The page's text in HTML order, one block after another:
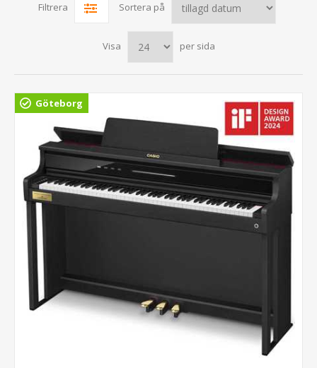
Filtrera Sortera på
Visa per sida
Göteborg